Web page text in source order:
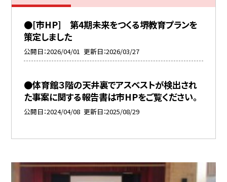
●[市HP] 第4期未来をつくる堺教育プランを
策定しました
公開日 2026/04/01 更新日 2026/03/27
●体育館３階の天井裏でアスベストが検出され
た事案に関する報告書は市HPをご覧ください。
公開日 2024/04/08 更新日 2025/08/29